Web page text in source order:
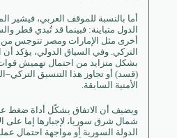
أما بالنسبة للموقف العربي،
الدول متباينة: فبينما قد تُبدي قطر
أخرى مثل الإمارات ومصر تتوجس
التركي. وفي السياق الدولي، يؤكد أن
بشكل متزايد من احتمال تهميش
(قسد) أو تجاوز هذا التنسيق
الأمنية السابقة.
ويضيف أن الاتفاق يشكّل أداة ضغط
شمال شرق سوريا، لإجبارها إما
الدولة السورية أو مواجهة احتمال